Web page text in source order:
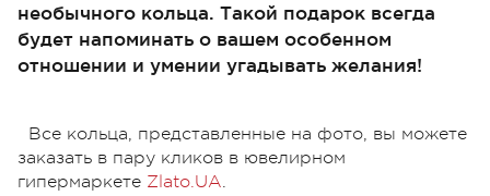
необычного кольца. Такой подарок всегда
будет напоминать о вашем особенном
отношении и умении угадывать желания!
Все кольца, представленные на фото, вы можете
заказать в пару кликов в ювелирном
гипермаркете Zlato.UA.